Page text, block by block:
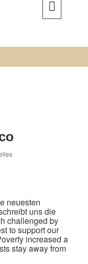
neuesten
uns die
challenged by
to support our
increased a
stay away from